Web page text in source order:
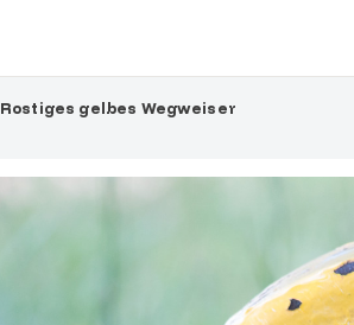
Rostiges gelbes Wegweiser